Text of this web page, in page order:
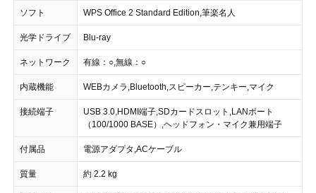
ソフト WPS Office 2 Standard Edition,筆楽名人
光学ドライブ Blu-ray
ネットワーク 有線：○,無線：○
内蔵機能 WEBカメラ,Bluetooth,スピーカー,テンキー,マイク
接続端子
USB 3.0,HDMI端子,SDカードスロット,LANポート
（100/1000 BASE）,ヘッドフォン・マイク兼用端子
付属品 電源アダプタ,ACケーブル
質量 約 2.2 kg